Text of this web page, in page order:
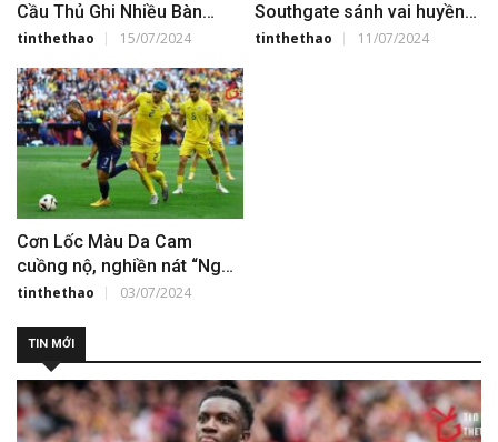
Cầu Thủ Ghi Nhiều Bàn
Nhất Các Giải Đấu Lớn
tinthethao 15/07/2024
Southgate sánh vai huyền
thoại sau khi hạ gục Hà Lan
tinthethao 11/07/2024
Cơn Lốc Màu Da Cam
cuồng nộ, nghiền nát “Ngựa
già” Romania
tinthethao 03/07/2024
TIN MỚI